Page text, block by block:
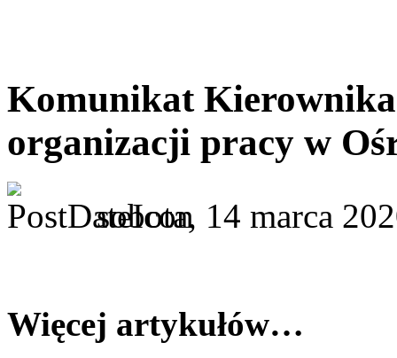
Komunikat
organizacji pracy w
sobota, 14 marca
Więcej artykułów…